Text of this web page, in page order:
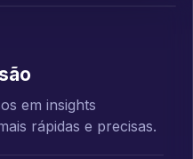
em insights
rápidas e precisas.